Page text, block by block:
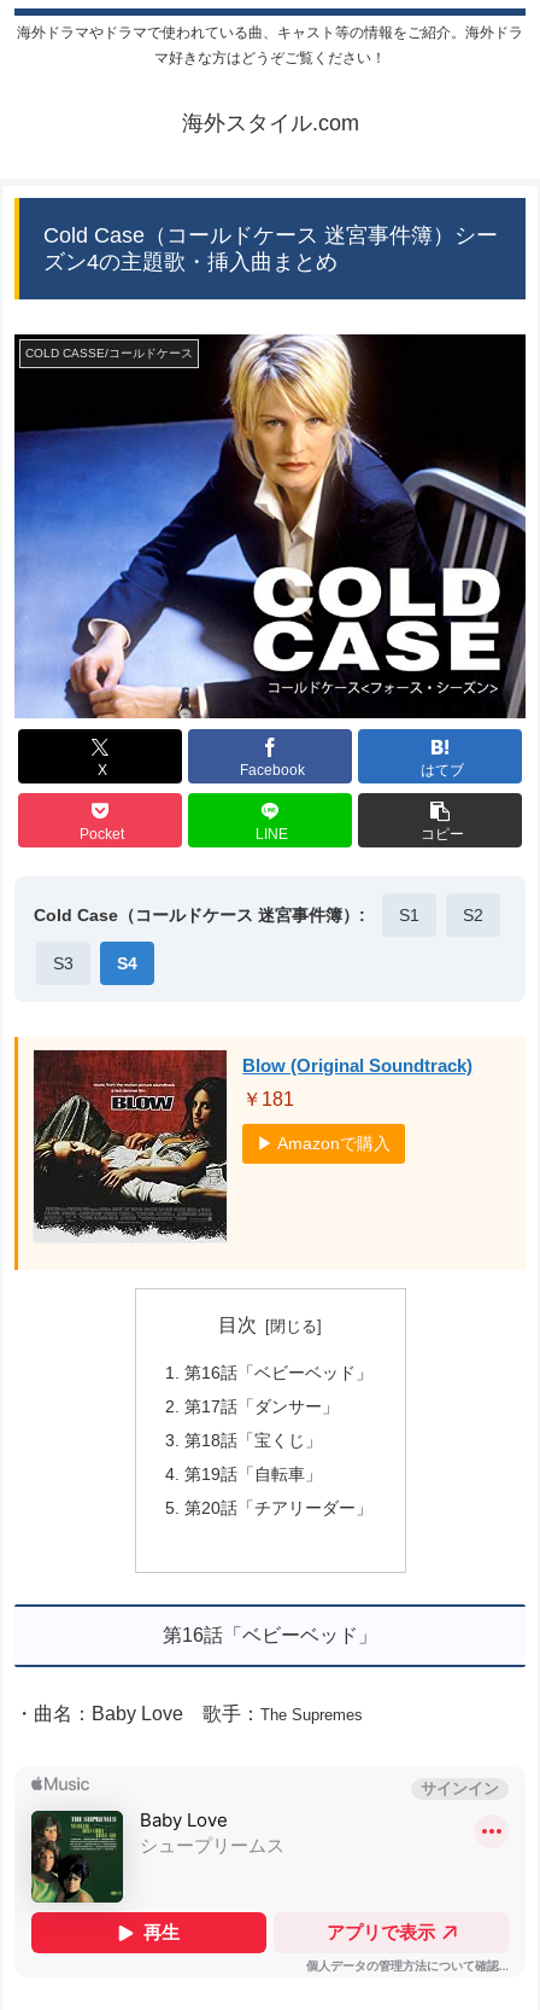
海外ドラマやドラマで使われている曲、キャスト等の情報をご紹介。海外ドラ
マ好きな方はどうぞご覧ください！
海外スタイル.com
Cold Case（コールドケース 迷宮事件簿）シー
ズン4の主題歌・挿入曲まとめ
COLD CASSE/コールドケース
X Facebook はてブ
Pocket LINE コピー
Cold Case（コールドケース 迷宮事件簿）: S1 S2
S3 S4
Blow (Original Soundtrack)
￥181
▶ Amazonで購入
目次
第16話「ベビーベッド」
第17話「ダンサー」
第18話「宝くじ」
第19話「自転車」
第20話「チアリーダー」
第16話「ベビーベッド」
・曲名：Baby Love 歌手：The Supremes